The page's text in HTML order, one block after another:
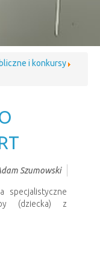
i konkursy
Szumowski
specjalistyczne
(dziecka) z